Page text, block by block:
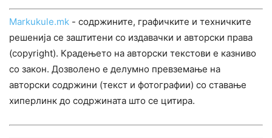
Markukule.mk - содржините, графичките и техничките
решенија се заштитени со издавачки и авторски права
(copyright). Крадењето на авторски текстови е казниво
со закон. Дозволено е делумно превземање на
авторски содржини (текст и фотографии) со ставање
хиперлинк до содржината што се цитира.